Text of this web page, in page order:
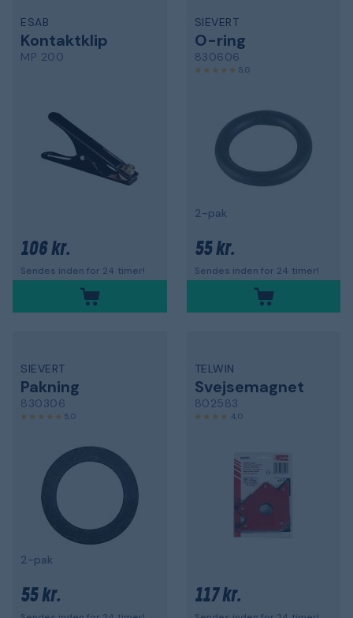
ESAB
Kontaktklip
MP 200
106 kr.
Sendes inden for 24 timer!
SIEVERT
O-ring
830606
5,0
2-pak
55 kr.
Sendes inden for 24 timer!
SIEVERT
Pakning
830306
5,0
2-pak
55 kr.
TELWIN
Svejsemagnet
802583
4,0
117 kr.